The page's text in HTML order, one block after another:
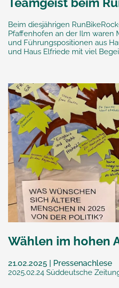
Beim diesjährigen
Pfaffenhofen an der Ilm waren
und Führungspositionen aus
und Haus Elfriede mit viel
Wählen im hohen
21.02.2025 | Pressenachlese
2025.02.24 Süddeutsche